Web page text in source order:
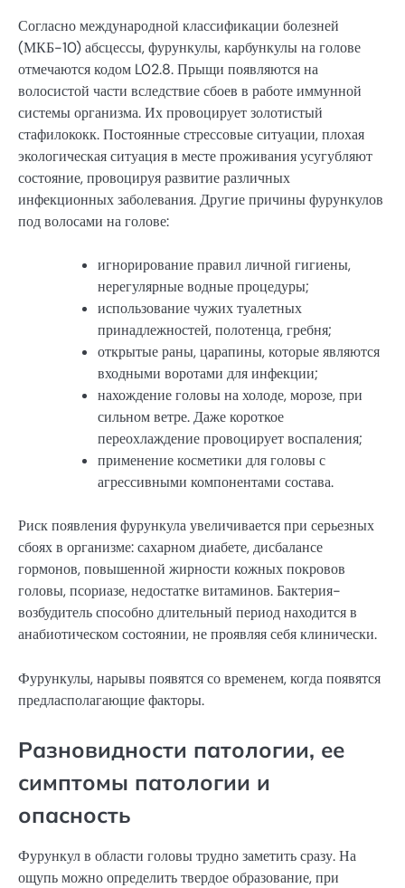
Согласно международной классификации болезней
(МКБ-10) абсцессы, фурункулы, карбункулы на голове
отмечаются кодом L02.8. Прыщи появляются на
волосистой части вследствие сбоев в работе иммунной
системы организма. Их провоцирует золотистый
стафилококк. Постоянные стрессовые ситуации, плохая
экологическая ситуация в месте проживания усугубляют
состояние, провоцируя развитие различных
инфекционных заболевания. Другие причины фурункулов
под волосами на голове:
игнорирование правил личной гигиены,
нерегулярные водные процедуры;
использование чужих туалетных
принадлежностей, полотенца, гребня;
открытые раны, царапины, которые являются
входными воротами для инфекции;
нахождение головы на холоде, морозе, при
сильном ветре. Даже короткое
переохлаждение провоцирует воспаления;
применение косметики для головы с
агрессивными компонентами состава.
Риск появления фурункула увеличивается при серьезных
сбоях в организме: сахарном диабете, дисбалансе
гормонов, повышенной жирности кожных покровов
головы, псориазе, недостатке витаминов. Бактерия-
возбудитель способно длительный период находится в
анабиотическом состоянии, не проявляя себя клинически.
Фурункулы, нарывы появятся со временем, когда появятся
предласполагающие факторы.
Разновидности патологии, ее
симптомы патологии и
опасность
Фурункул в области головы трудно заметить сразу. На
ощупь можно определить твердое образование, при